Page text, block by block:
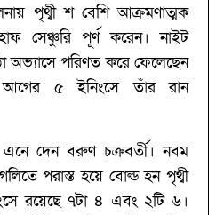
পৃথ্বী শ বেশি আক্রমণাত্মক
সেঞ্চুরি পূর্ণ করেন। নাইট
অভ্যাসে পরিণত করে ফেলেছেন
আগের ৫ ইনিংসে তাঁর রান
এনে দেন বরুণ চক্রবর্তী। নবম
পরাস্ত হয়ে বোল্ড হন পৃথ্বী
রয়েছে ৭টা ৪ এবং ২টি ৬।